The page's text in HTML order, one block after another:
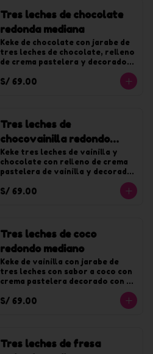
Tres leches de chocolate
redonda mediana
Keke de chocolate con jarabe de
tres leches de chocolate, relleno
de crema pastelera y decorado
con chocolate. Para 20 tajadas.
S/ 69.00
Tres leches de
chocovainilla redondo
mediano
Keke tres leches de vainilla y
chocolate con relleno de crema
pastelera de vainilla y decorado
Para 20 tajadas.
S/ 69.00
Tres leches de coco
redondo mediano
Keke de vainilla con jarabe de
tres leches con sabor a coco con
crema pastelera decorado con
Para 20 tajadas.
S/ 69.00
Tres leches de fresa